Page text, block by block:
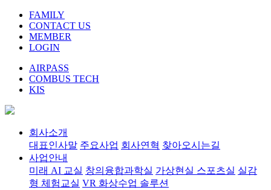
FAMILY
CONTACT US
MEMBER
LOGIN
AIRPASS
COMBUS TECH
KIS
회사소개
대표인사말 주요사업 회사연혁 찾아오시는길
사업안내
미래 AI 교실 창의융합과학실 가상현실 스포츠실 실감
형 체험교실 VR 화상수업 솔루션